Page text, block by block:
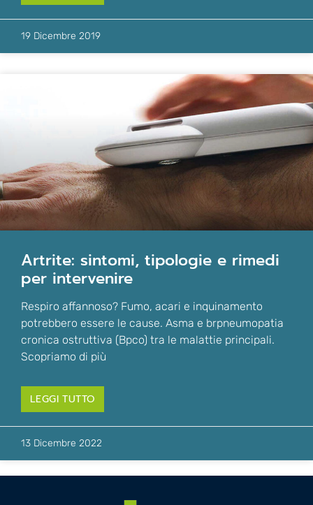
19 Dicembre 2019
artrite: sintomi, tipologie e rimedi
per intervenire
Respiro affannoso? Fumo, acari e inquinamento
potrebbero essere le cause. Asma e brpneumopatia
cronica ostruttiva (Bpco) tra le malattie principali.
Scopriamo di più
LEGGI TUTTO
13 Dicembre 2022